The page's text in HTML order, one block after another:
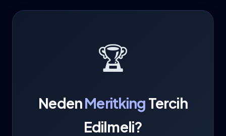
🏆
NedenMeritking Tercih
Edilmeli?